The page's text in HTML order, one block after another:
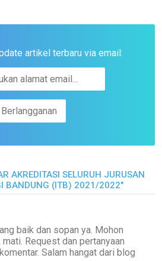
artikel terbaru via email:
AKREDITASI SELURUH JURUSAN
BANDUNG (ITB) 2021/2022"
baik dan sopan ya. Mohon
mati. Request dan pertanyaan
Salam hangat dari blog